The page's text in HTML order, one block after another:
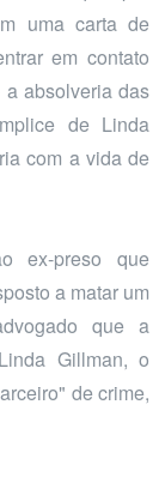
uma carta de
em contato
absolveria das
de Linda
com a vida de
ex-preso que
a matar um
que a
Gillman, o
de crime,